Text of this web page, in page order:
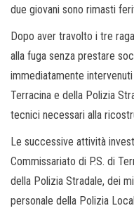
due giovani sono rimasti
Dopo aver travolto i tre
alla fuga senza prestare
immediatamente
Terracina e della Polizia
tecnici necessari alla
Le successive attività
Commissariato di P.S. di
della Polizia Stradale, dei
personale della Polizia